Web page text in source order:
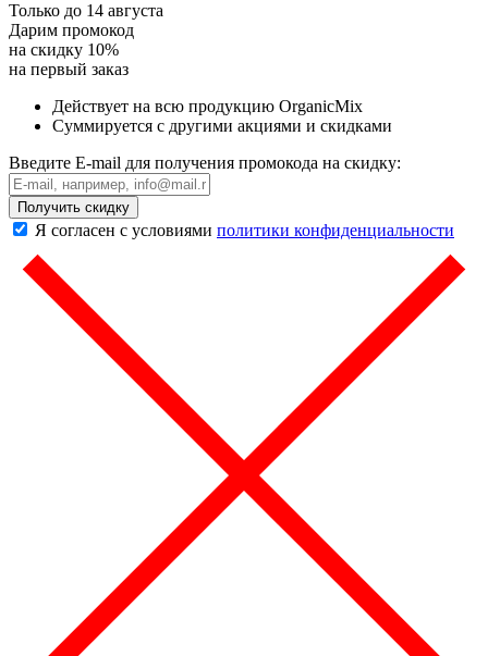
Только до 14 августа
Дарим промокод
на скидку 10%
на первый заказ
Действует на всю продукцию OrganicMix
Суммируется с другими акциями и скидками
Введите E-mail для получения промокода на скидку:
Получить скидку
Я согласен с условиями политики конфиденциальности